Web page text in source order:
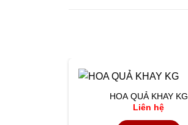
HOA QUẢ KHAY KG
Liên hệ